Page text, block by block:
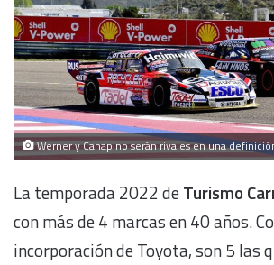
Werner y Canapino serán rivales en una
La temporada 2022 deTurismo
con más de 4 marcas en 40 años.
incorporación de Toyota, son 5 las